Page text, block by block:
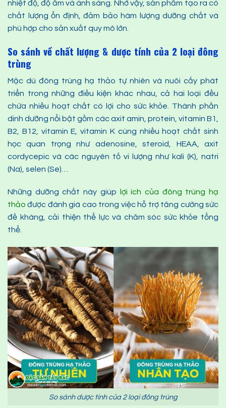
nhiệt độ, độ ẩm và ánh sáng. Nhờ vậy, sản phẩm tạo ra có
chất lượng ổn định, đảm bảo hàm lượng dưỡng chất và
phù hợp cho sản xuất quy mô lớn.
So sánh về chất lượng & dược tính của 2 loại đông
trùng
Mặc dù đông trùng hạ thảo tự nhiên và nuôi cấy phát
triển trong những điều kiện khác nhau, cả hai loại đều
chứa nhiều hoạt chất có lợi cho sức khỏe. Thành phần
dinh dưỡng nổi bật gồm các axit amin, protein, vitamin B1,
B2, B12, vitamin E, vitamin K cùng nhiều hoạt chất sinh
học quan trọng như adenosine, steroid, HEAA, axit
cordycepic và các nguyên tố vi lượng như kali (K), natri
(Na), selen (Se)…
Những dưỡng chất này giúp
lợi ích của đông trùng hạ
thảo được đánh giá cao trong việc hỗ trợ tăng cường sức
đề kháng, cải thiện thể lực và chăm sóc sức khỏe tổng
thể.
So sánh dược tính của 2 loại đông trùng